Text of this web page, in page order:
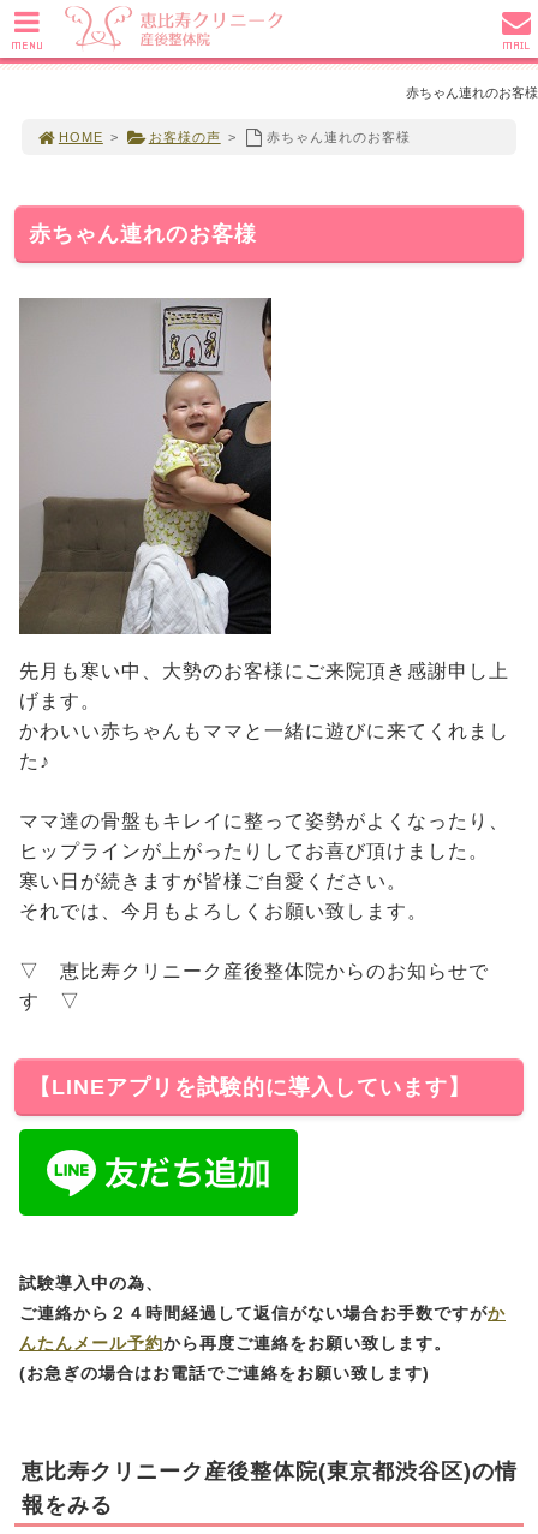
赤ちゃん連れのお客様
HOME > お客様の声 > 赤ちゃん連れのお客様
赤ちゃん連れのお客様
先月も寒い中、大勢のお客様にご来院頂き感謝申し上
げます。
かわいい赤ちゃんもママと一緒に遊びに来てくれまし
た♪
ママ達の骨盤もキレイに整って姿勢がよくなったり、
ヒップラインが上がったりしてお喜び頂けました。
寒い日が続きますが皆様ご自愛ください。
それでは、今月もよろしくお願い致します。
▽ 恵比寿クリニーク産後整体院からのお知らせで
す ▽
【LINEアプリを試験的に導入しています】
試験導入中の為、
ご連絡から２４時間経過して返信がない場合お手数ですがか
んたんメール予約から再度ご連絡をお願い致します。
(お急ぎの場合はお電話でご連絡をお願い致します)
恵比寿クリニーク産後整体院(東京都渋谷区)の情
報をみる
MENU MAIL